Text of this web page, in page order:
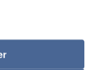
DÉROBÉES À